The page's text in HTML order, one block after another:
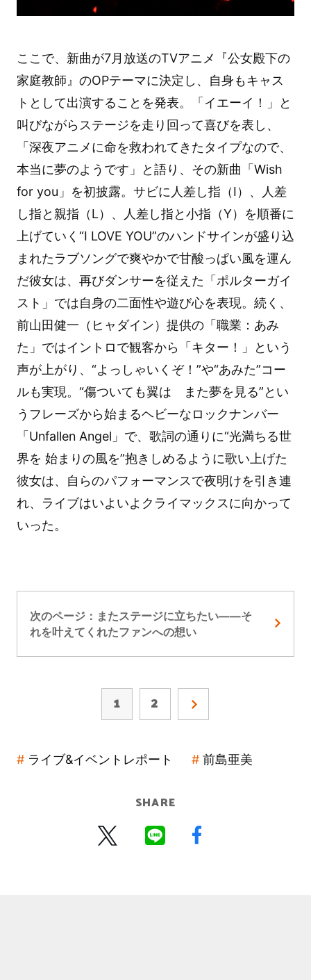
ここで、新曲が7月放送のTVアニメ『公女殿下の
家庭教師』のOPテーマに決定し、自身もキャス
トとして出演することを発表。「イエーイ！」と
叫びながらステージを走り回って喜びを表し、
「深夜アニメに命を救われてきたタイプなので、
本当に夢のようです」と語り、その新曲「Wish
for you」を初披露。サビに人差し指（I）、人差
し指と親指（L）、人差し指と小指（Y）を順番に
上げていく“I LOVE YOU”のハンドサインが盛り込
まれたラブソングで爽やかで甘酸っぱい風を運ん
だ彼女は、再びダンサーを従えた「ポルターガイ
スト」では自身の二面性や遊び心を表現。続く、
前山田健一（ヒャダイン）提供の「職業：あみ
た」ではイントロで観客から「キター！」という
声が上がり、“よっしゃいくぞ！”や“あみた”コー
ルも実現。“傷ついても翼は また夢を見る”とい
うフレーズから始まるヘビーなロックナンバー
「Unfallen Angel」で、歌詞の通りに“光満ちる世
界を 始まりの風を”抱きしめるように歌い上げた
彼女は、自らのパフォーマンスで夜明けを引き連
れ、ライブはいよいよクライマックスに向かって
いった。
次のページ：またステージに立ちたい――そ
れを叶えてくれたファンへの想い
1 2
ライブ&イベントレポート 前島亜美
SHARE